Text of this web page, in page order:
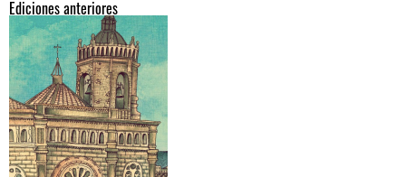
Ediciones anteriores